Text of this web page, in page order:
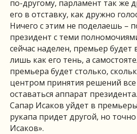
по-другому, парламент так же
его в отставку, как дружно
Ничего с этим не поделаешь –
президент с теми
сейчас наделен, премьер будет
лишь как его тень, а
премьера будет столько,
центром принятия решений все
оставаться аппарат
Сапар Исаков уйдет в
рукапа придет другой, но
Исаков».